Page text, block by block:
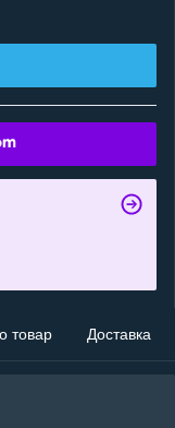
товар Доставка